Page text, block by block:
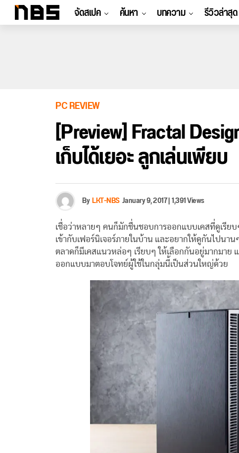
จัดสเปค ค้นหา บทความ รีวิวล่าสุด
PC REVIEW
[Preview] Fractal
เก็บได้เยอะ ลูกเล่นเพียบ
ByLKT-NBSJanuary 9, 2017|1,391 Views
เชื่อว่าหลายๆ คนก็มักชื่นชอบการออกแบบเคสที่ดูเรีย
เข้ากับเฟอร์นิเจอร์ภายในบ้าน และอยากให้ดูกันไปนา
ตลาดก็มีเคสแนวหล่อๆ เรียบๆ ให้เลือกกันอยู่มากมาย
ออกแบบมาตอบโจทย์ผู้ใช้ในกลุ่มนี้เป็นส่วนใหญ่ด้วย